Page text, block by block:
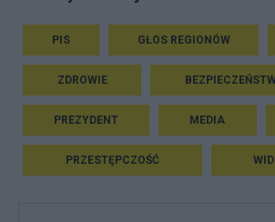
PIS GŁOS REGIONÓW
ZDROWIE
PREZYDENT MEDIA
PRZESTĘPCZOŚĆ